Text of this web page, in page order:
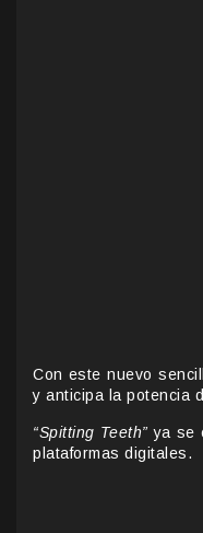
Con este nuevo
y anticipa la potencia
“Spitting Teeth” ya se
plataformas digitales.